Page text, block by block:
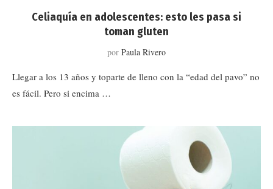
Celiaquía en adolescentes: esto les pasa si
toman gluten
por Paula Rivero
Llegar a los 13 años y toparte de lleno con la “edad del pavo” no
es fácil. Pero si encima …